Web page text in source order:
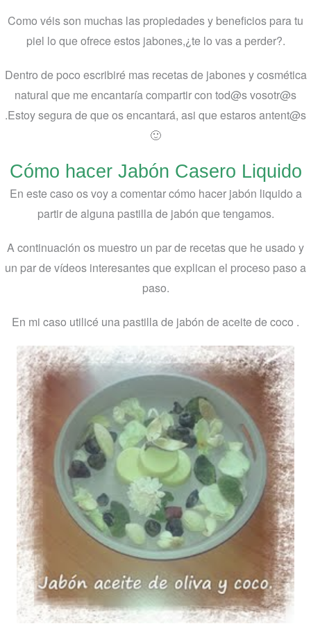
Como véis son muchas las propiedades y beneficios para tu
piel lo que ofrece estos jabones,¿te lo vas a perder?.
Dentro de poco escribiré mas recetas de jabones y cosmética
natural que me encantaría compartir con tod@s vosotr@s
.Estoy segura de que os encantará, asi que estaros antent@s
🙂
Cómo hacer Jabón Casero Liquido
En este caso os voy a comentar cómo hacer jabón liquido a
partir de alguna pastilla de jabón que tengamos.
A continuación os muestro un par de recetas que he usado y
un par de vídeos interesantes que explican el proceso paso a
paso.
En mi caso utilicé una pastilla de jabón de aceite de coco .